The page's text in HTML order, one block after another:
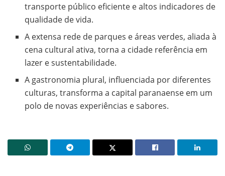
transporte público eficiente e altos indicadores de
qualidade de vida.
A extensa rede de parques e áreas verdes, aliada à
cena cultural ativa, torna a cidade referência em
lazer e sustentabilidade.
A gastronomia plural, influenciada por diferentes
culturas, transforma a capital paranaense em um
polo de novas experiências e sabores.